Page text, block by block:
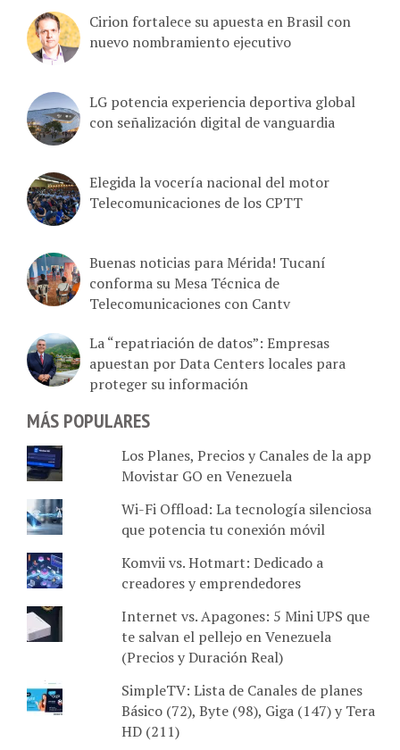
Cirion fortalece su apuesta en Brasil con
nuevo nombramiento ejecutivo
LG potencia experiencia deportiva global
con señalización digital de vanguardia
Elegida la vocería nacional del motor
Telecomunicaciones de los CPTT
Buenas noticias para Mérida! Tucaní
conforma su Mesa Técnica de
Telecomunicaciones con Cantv
La “repatriación de datos”: Empresas
apuestan por Data Centers locales para
proteger su información
MÁS POPULARES
Los Planes, Precios y Canales de la app
Movistar GO en Venezuela
Wi-Fi Offload: La tecnología silenciosa
que potencia tu conexión móvil
Komvii vs. Hotmart: Dedicado a
creadores y emprendedores
Internet vs. Apagones: 5 Mini UPS que
te salvan el pellejo en Venezuela
(Precios y Duración Real)
SimpleTV: Lista de Canales de planes
Básico (72), Byte (98), Giga (147) y Tera
HD (211)